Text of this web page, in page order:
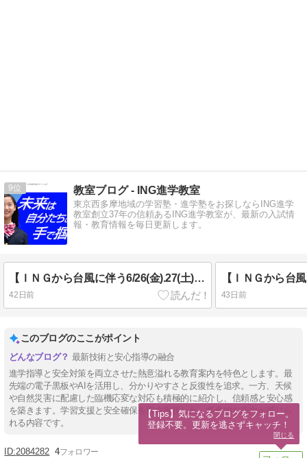
9 教室ブログ - ING進学教室
東京西多摩地域の学習塾・進学塾をお探しならING進学
教室創立37年の信頼あるING進学教室が、最新の入試情
報・教育情報を毎日更新します。
【ＩＮＧから台風に伴う6/26(金).27(土)授業のお知らせ】
42日前 43日前
このブログのここがポイント
最新技術と安心指導の融合
進学指導と安全対策を両立させた熱意溢れる教育案内を特色とします。最
先端の電子黒板やAIを活用し、分かりやすさと反復性を追求。一方、天候
や自然災害に配慮した臨機応変な対応も積極的に紹介し、信頼感と安心感
を築きます。学習支援と安全確保を双方重視した、多角的な志向が感じら
れる内容です。
2084282 4
【Tips】気になるブログをフォロー。
登録不要。更新を逃さずキャッチ！
閉じる